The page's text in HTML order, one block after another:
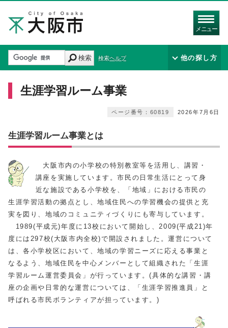
メニュー
検索 検索ヘルプ 他の探し方
生涯学習ルーム事業
2026年7月6日
ページ番号：60819
生涯学習ルーム事業とは
大阪市内の小学校の特別教室等を活用し、講習・
講座を実施しています。市民の日常生活にとって身
近な施設である小学校を、「地域」における市民の
生涯学習活動の拠点とし、地域住民への学習機会の提供と充
実を図り、地域のコミュニティづくりにも寄与しています。
1989(平成元)年度に13校において開始し、2009(平成21)年
度には297校(大阪市内全校)で開設されました。運営について
は、各小学校区において、地域の学習ニーズに応える事業と
なるよう、地域住民を中心メンバーとして組織された「生涯
学習ルーム運営委員会」が行っています。(具体的な講習・講
座の企画や日常的な運営については、「生涯学習推進員」と
呼ばれる市民ボランティアが担っています。)